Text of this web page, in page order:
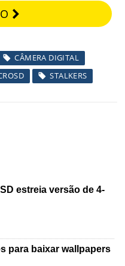
CÂMERA DIGITAL
STALKERS
estreia versão de 4-
para baixar wallpapers